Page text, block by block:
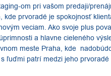
om pri vašom predaji/
kde prvoradé je spokojnosť
veciam. Ako svoje plus
a hlavne cieleného
meste Praha, kde
ľuďmi patrí medzi jeho prvoradé